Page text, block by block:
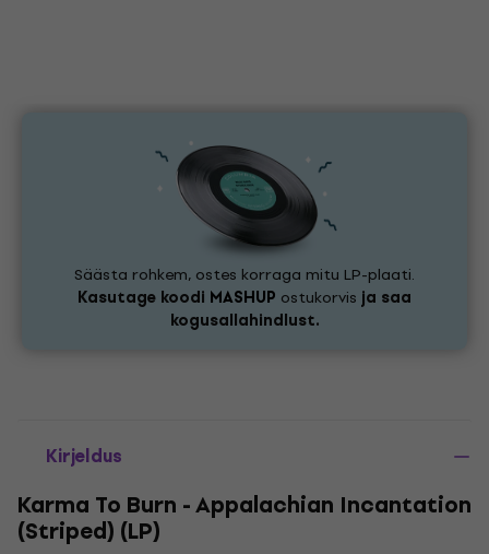
Säästa rohkem, ostes korraga mitu LP-plaati.
Kasutage koodi MASHUP ostukorvis ja saa
kogusallahindlust.
Kirjeldus
Karma To Burn - Appalachian Incantation
(Striped) (LP)